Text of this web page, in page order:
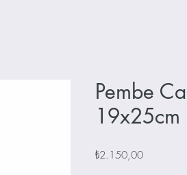
Pembe
19x25cm
₺2.150,00Fiyat